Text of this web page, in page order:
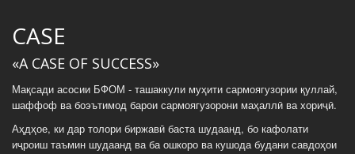
CASE
«A CASE OF SUCCESS»
Мақсади асосии БФОМ - ташаккули муҳити сармоягузории қуллай,
шаффоф ва боэътимод барои сармоягузорони маҳаллӣ ва хориҷӣ.
Аҳдҳое, ки дар толори биржавӣ баста шудаанд, бо кафолати
иҷроиш таъмин шудаанд ва ба ошкоро ва кушода будани савдоҳои